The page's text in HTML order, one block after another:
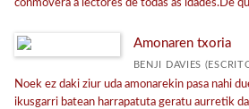
conmoverá a lectores de todas as idades.De
Amonaren txoria
BENJI DAVIES
Noek ez daki ziur uda amonarekin pasa nahi
ikusgarri batean harrapatuta geratu aurretik